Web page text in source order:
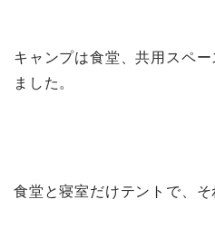
キャンプは食堂、共用スペ
ました。
食堂と寝室だけテントで、そ